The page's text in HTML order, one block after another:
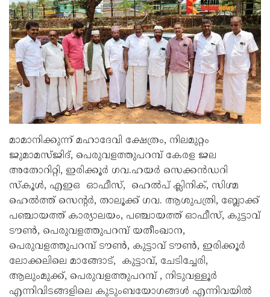
മാമാനിക്കുന്ന് മഹാദേവി ക്ഷേത്രം, നിലമുറ്റം
ജുമാമസ്ജിദ്, പെരുവളത്തുപറമ്പ് കേരള ജല
അതോറിറ്റി, ഇരിക്കൂർ ഗവ.ഹയർ സെക്കൻഡറി
സ്കൂൾ, എഇഒ ഓഫീസ്, ഹെൽപ് ക്ലിനിക്, സിഗ്മ
ഹെൽത്ത് സെൻ്റർ, താലൂക്ക് ഗവ. ആശുപത്രി, ബ്ലോക്ക്
പഞ്ചായത്ത് കാര്യാലയം, പഞ്ചായത്ത് ഓഫീസ്, കുട്ടാവ്
ടൗൺ, പെരുവളത്തുപറമ്പ് യതീംഖാന,
പെരുവളത്തുപറമ്പ് ടൗൺ, കുട്ടാവ് ടൗൺ, ഇരിക്കൂർ
ലോക്കലിലെ മാങ്ങോട്, കുട്ടാവ്, ചേടിച്ചേരി,
ആലുംമുക്ക്, പെരുവളത്തുപറമ്പ് , നിടുവള്ളൂർ
എന്നിവിടങ്ങളിലെ കുടുംബയോഗങ്ങൾ എന്നിവയിൽ